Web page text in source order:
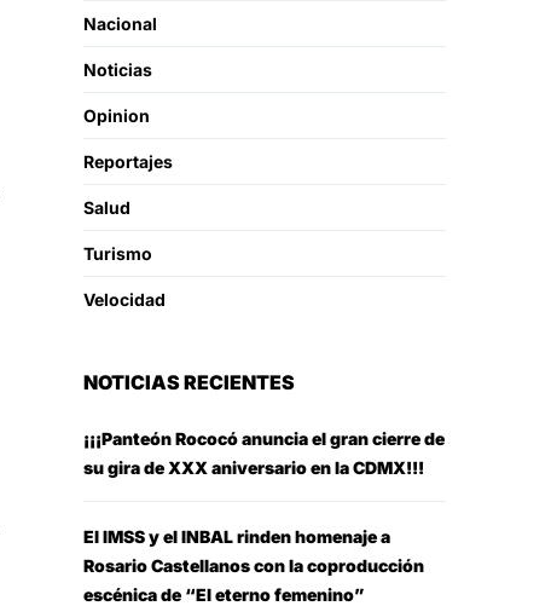
Nacional
Noticias
Opinion
Reportajes
Salud
Turismo
Velocidad
NOTICIAS RECIENTES
¡¡¡Panteón Rococó anuncia el gran cierre de
su gira de XXX aniversario en la CDMX!!!
El IMSS y el INBAL rinden homenaje a
Rosario Castellanos con la coproducción
escénica de “El eterno femenino”